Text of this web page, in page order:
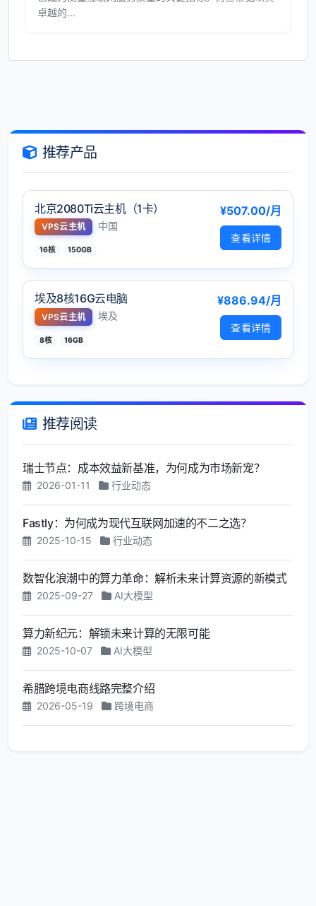
卓越的...
推荐产品
北京2080Ti云主机（1卡）
VPS云主机 中国
16核 150GB
¥507.00/月
查看详情
埃及8核16G云电脑
VPS云主机 埃及
8核 16GB
¥886.94/月
查看详情
推荐阅读
瑞士节点：成本效益新基准，为何成为市场新宠？
2026-01-11 行业动态
Fastly：为何成为现代互联网加速的不二之选？
2025-10-15 行业动态
数智化浪潮中的算力革命：解析未来计算资源的新模式
2025-09-27 AI大模型
算力新纪元：解锁未来计算的无限可能
2025-10-07 AI大模型
希腊跨境电商线路完整介绍
2026-05-19 跨境电商